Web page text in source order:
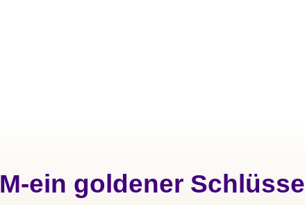
M-ein goldener Schlüssel